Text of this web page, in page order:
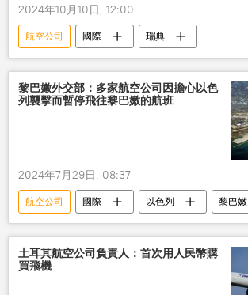
2024年10月10日, 12:00
航空公司 國際 瑞典
黎巴嫩外交部：多家航空公司因擔心以色
列襲擊而暫停飛往黎巴嫩的航班
2024年7月29日, 08:37
航空公司 國際 以色列
黎巴嫩
暫停
土耳其航空公司負責人：首次用人民幣購
買飛機